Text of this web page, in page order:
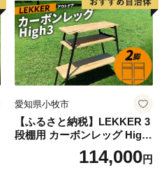
愛知県小牧市
【ふるさと納税】LEKKER 3
段棚用 カーボンレッグ High
3 2脚 キャンプ アウトドア ソ
ロキャン カーボン アウトド
114,000円